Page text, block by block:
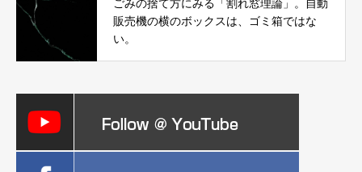
ごみの捨て方にみる「割れ窓理論」。自動
販売機の横のボックスは、ゴミ箱ではな
い。